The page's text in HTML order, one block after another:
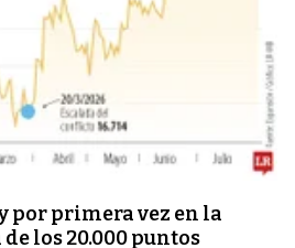
por primera vez en la
los 20.000 puntos